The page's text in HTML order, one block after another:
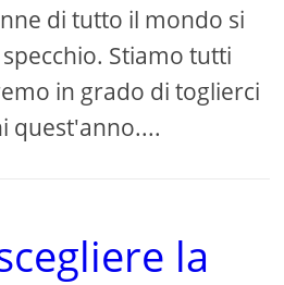
di tutto il mondo si
Stiamo tutti
in grado di toglierci
quest'anno....
la